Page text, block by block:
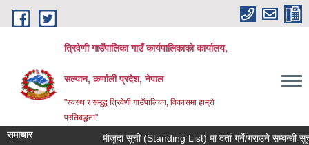
Skip to main content
त्रिवेणी गाउँपालिका गाउँ कार्यपालिकाकाे कार्यालय,
सल्यान, कर्णाली प्रदेश, नेपाल
"स्वस्थ र समृद्ध त्रिवेणी गाउँपालिका, विकासमा हाम्राे
प्रतिवद्धता"
समाचार मौजुदा सूची (Standing List) मा दर्ता गर्ने/गराउने सम्बन्धी